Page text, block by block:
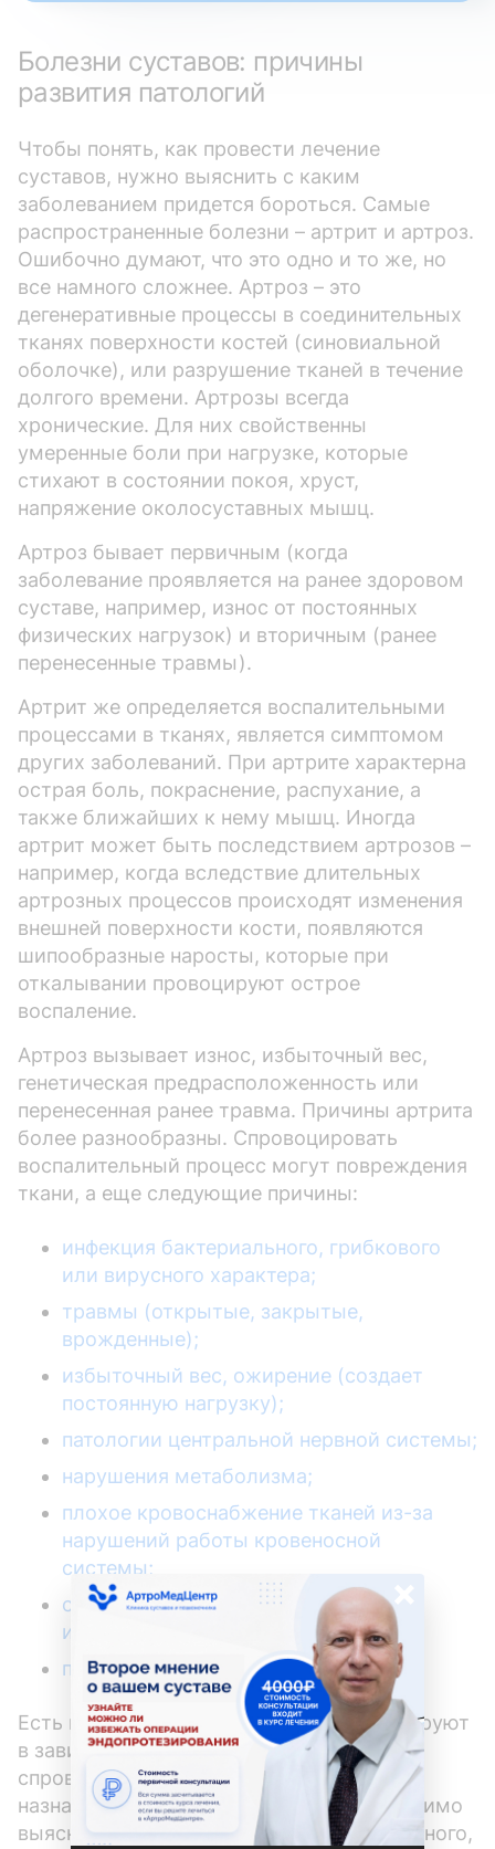
Болезни суставов: причины
развития патологий
Чтобы понять, как провести лечение
суставов, нужно выяснить с каким
заболеванием придется бороться. Самые
распространенные болезни – артрит и артроз.
Ошибочно думают, что это одно и то же, но
все намного сложнее. Артроз – это
дегенеративные процессы в соединительных
тканях поверхности костей (синовиальной
оболочке), или разрушение тканей в течение
долгого времени. Артрозы всегда
хронические. Для них свойственны
умеренные боли при нагрузке, которые
стихают в состоянии покоя, хруст,
напряжение околосуставных мышц.
Артроз бывает первичным (когда
заболевание проявляется на ранее здоровом
суставе, например, износ от постоянных
физических нагрузок) и вторичным (ранее
перенесенные травмы).
Артрит же определяется воспалительными
процессами в тканях, является симптомом
других заболеваний. При артрите характерна
острая боль, покраснение, распухание, а
также ближайших к нему мышц. Иногда
артрит может быть последствием артрозов –
например, когда вследствие длительных
артрозных процессов происходят изменения
внешней поверхности кости, появляются
шипообразные наросты, которые при
откалывании провоцируют острое
воспаление.
Артроз вызывает износ, избыточный вес,
генетическая предрасположенность или
перенесенная ранее травма. Причины артрита
более разнообразны. Спровоцировать
воспалительный процесс могут повреждения
ткани, а еще следующие причины:
инфекция бактериального, грибкового
или вирусного характера;
травмы (открытые, закрытые,
врожденные);
избыточный вес, ожирение (создает
постоянную нагрузку);
патологии центральной нервной системы;
нарушения метаболизма;
плохое кровоснабжение тканей из-за
нарушений работы кровеносной
системы;
ослабленная иммунная система,
иммунодефицитные состояния;
переохлаждения.
Есть виды артрита, которые классифицируют
в зависимости от факторов,
спровоцировавших их появление. Чтобы
назначить правильную терапию, необходимо
выяснить какой конкретно артрит у больного,